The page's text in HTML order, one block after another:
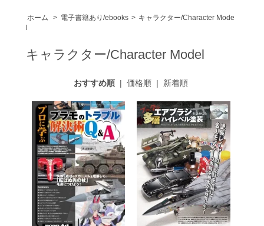
ホーム > 電子書籍あり/ebooks > キャラクター/Character Mode
l
キャラクター/Character Model
おすすめ順 |価格順 | 新着順